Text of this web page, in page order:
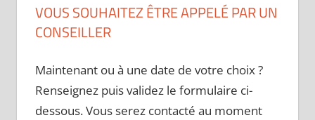
VOUS SOUHAITEZ ÊTRE APPELÉ PAR UN
CONSEILLER
Maintenant ou à une date de votre choix ?
Renseignez puis validez le formulaire ci-
dessous. Vous serez contacté au moment